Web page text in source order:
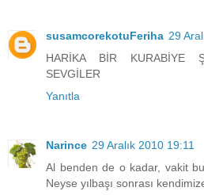
susamcorekotuFeriha 29
HARİKA BİR KURABİYE
SEVGİLER
Yanıtla
Narince 29 Aralık 2010 19:11
Al benden de o kadar, vakit
Neyse yılbaşı sonrası